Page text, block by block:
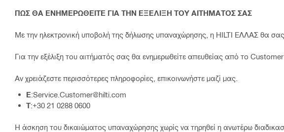
ΠΩΣ ΘΑ ΕΝΗΜΕΡΩΘΕΙΤΕ ΓΙΑ ΤΗΝ ΕΞΕΛΙΞΗ ΤΟΥ ΑΙΤΗΜΑΤΟΣ ΣΑΣ
Με την ηλεκτρονική υποβολή της δήλωσης υπαναχώρησης, η HILTI ΕΛΛΑΣ θα
Για την εξέλιξη του αιτήματός σας θα ενημερωθείτε απευθείας από το
Αν χρειάζεστε περισσότερες πληροφορίες, επικοινωνήστε μαζί μας.
E:Service.Customer@hilti.com
T:+30 21 0288 0600
Η άσκηση του δικαιώματος υπαναχώρησης χωρίς να τηρηθεί η ανωτέρω